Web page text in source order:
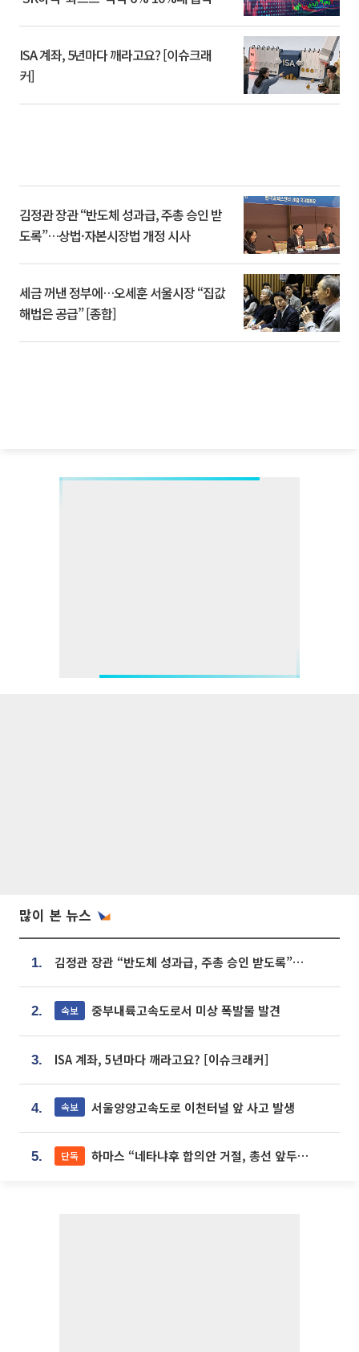
ISA 계좌, 5년마다 깨라고요? [이슈크래
커]
김정관 장관 “반도체 성과급, 주총 승인 받
도록”…상법·자본시장법 개정 시사
세금 꺼낸 정부에…오세훈 서울시장 “집값
해법은 공급” [종합]
많이 본 뉴스
1. 김정관 장관 “반도체 성과급, 주총 승인 받도록”…상법·자본시장법 개정 시사
2. 속보 중부내륙고속도로서 미상 폭발물 발견
3. ISA 계좌, 5년마다 깨라고요? [이슈크래커]
4. 속보 서울양양고속도로 이천터널 앞 사고 발생
5. 단독 하마스 “네타냐후 합의안 거절, 총선 앞두고 시간 끌기”